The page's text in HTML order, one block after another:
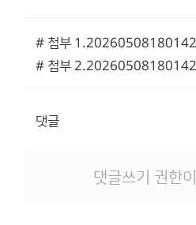
# 첨부
# 첨부
댓글
댓글쓰기 권한